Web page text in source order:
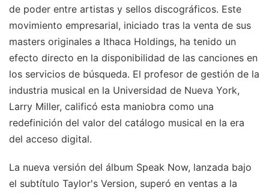
de poder entre artistas y sellos discográficos. Este
movimiento empresarial, iniciado tras la venta de sus
masters originales a Ithaca Holdings, ha tenido un
efecto directo en la disponibilidad de las canciones en
los servicios de búsqueda. El profesor de gestión de la
industria musical en la Universidad de Nueva York,
Larry Miller, calificó esta maniobra como una
redefinición del valor del catálogo musical en la era
del acceso digital.
La nueva versión del álbum Speak Now, lanzada bajo
el subtítulo Taylor's Version, superó en ventas a la